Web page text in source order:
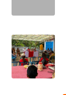
SUMEDANG
WN
CIANJUR
WN